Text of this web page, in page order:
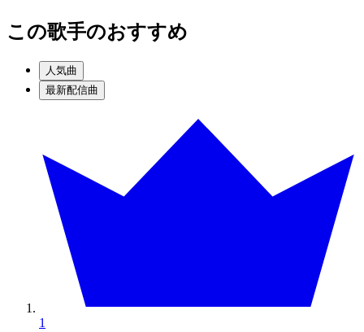
この歌手のおすすめ
人気曲
最新配信曲
1